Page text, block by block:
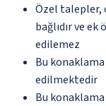
Özel talepler,
bağlıdır ve
edilemez
Bu
edilmektedir
Bu